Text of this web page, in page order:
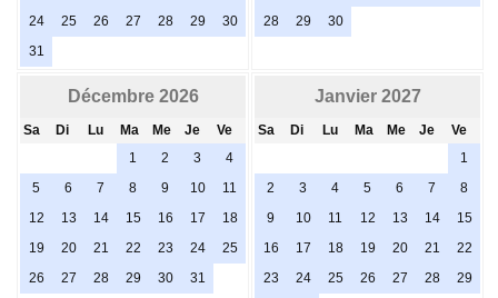
24
25 26 27 28 29
30
31
28
29 30
Décembre 2026
Sa Di Lu Ma Me Je
Ve
1
2 3
4
5
6 7 8 9 10
11
12
13 14 15 16 17
18
19
20 21 22 23 24
25
26
27 28 29 30 31
Janvier 2027
Sa Di Lu Ma Me Je
Ve
1
2
3 4 5 6 7
8
9
10 11 12 13 14
15
16
17 18 19 20 21
22
23
24 25 26 27 28
29